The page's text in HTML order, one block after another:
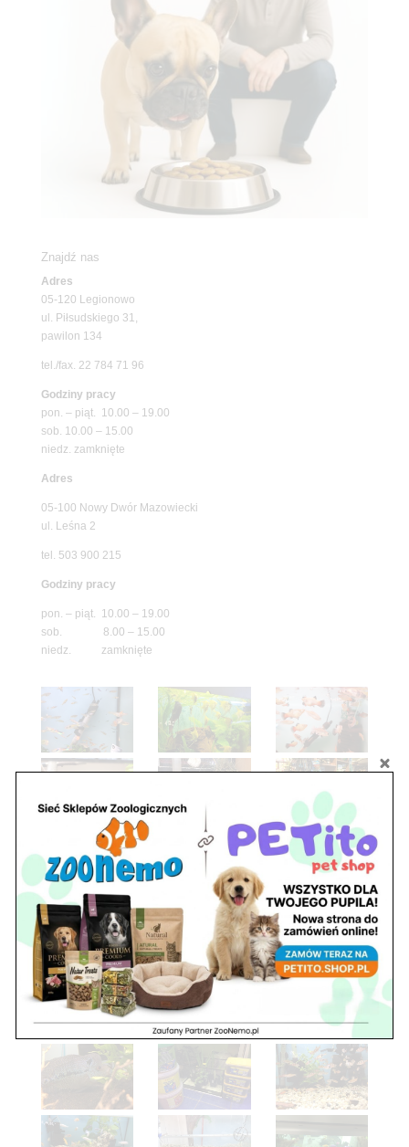
Znajdź nas
Adres
05-120 Legionowo
ul. Piłsudskiego 31,
pawilon 134
tel./fax. 22 784 71 96
Godziny pracy
pon. – piąt. 10.00 – 19.00
sob. 10.00 – 15.00
niedz. zamknięte
Adres
05-100 Nowy Dwór Mazowiecki
ul. Leśna 2
tel. 503 900 215
Godziny pracy
pon. – piąt. 10.00 – 19.00
sob. 8.00 – 15.00
niedz. zamknięte